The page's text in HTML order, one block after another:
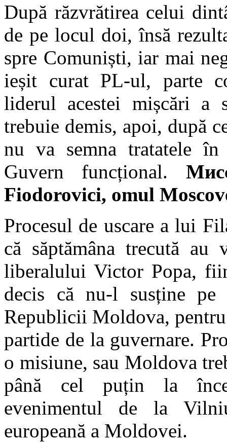
După răzvrătirea celui
de pe locul doi, însă
spre Comuniști, iar mai
ieșit curat PL-ul, parte
liderul acestei mișcări a
trebuie demis, apoi, după
nu va semna tratatele
Guvern funcțional.
Fiodorovici, omul
Procesul de uscare a lui
că săptămâna trecută
liberalului Victor Popa,
decis că nu-l susține
Republicii Moldova,
partide de la guvernare.
o misiune, sau Moldova
până cel puțin la
evenimentul de la
europeană a Moldovei.